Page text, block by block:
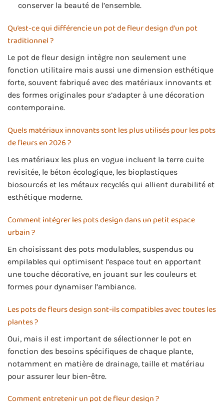
conserver la beauté de l’ensemble.
Qu’est-ce qui différencie un pot de fleur design d’un pot
traditionnel ?
Le pot de fleur design intègre non seulement une
fonction utilitaire mais aussi une dimension esthétique
forte, souvent fabriqué avec des matériaux innovants et
des formes originales pour s’adapter à une décoration
contemporaine.
Quels matériaux innovants sont les plus utilisés pour les pots
de fleurs en 2026 ?
Les matériaux les plus en vogue incluent la terre cuite
revisitée, le béton écologique, les bioplastiques
biosourcés et les métaux recyclés qui allient durabilité et
esthétique moderne.
Comment intégrer les pots design dans un petit espace
urbain ?
En choisissant des pots modulables, suspendus ou
empilables qui optimisent l’espace tout en apportant
une touche décorative, en jouant sur les couleurs et
formes pour dynamiser l’ambiance.
Les pots de fleurs design sont-ils compatibles avec toutes les
plantes ?
Oui, mais il est important de sélectionner le pot en
fonction des besoins spécifiques de chaque plante,
notamment en matière de drainage, taille et matériau
pour assurer leur bien-être.
Comment entretenir un pot de fleur design ?